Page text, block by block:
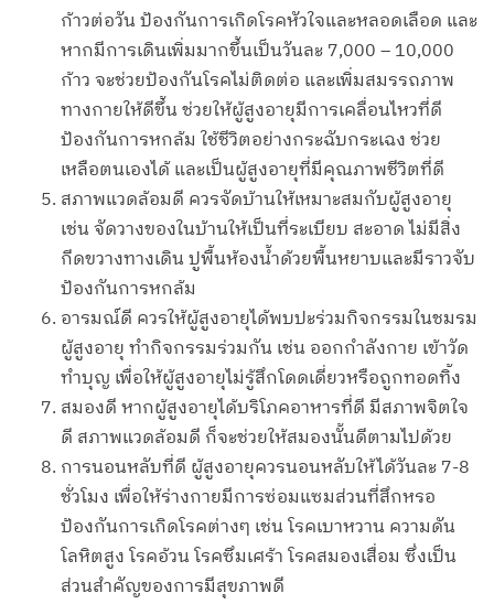
ก้าวต่อวัน ป้องกันการเกิดโรคหัวใจและหลอดเลือด และ
หากมีการเดินเพิ่มมากขึ้นเป็นวันละ 7,000 – 10,000
ก้าว จะช่วยป้องกันโรคไม่ติดต่อ และเพิ่มสมรรถภาพ
ทางกายให้ดีขึ้น ช่วยให้ผู้สูงอายุมีการเคลื่อนไหวที่ดี
ป้องกันการหกล้ม ใช้ชีวิตอย่างกระฉับกระเฉง ช่วย
เหลือตนเองได้ และเป็นผู้สูงอายุที่มีคุณภาพชีวิตที่ดี
สภาพแวดล้อมดี ควรจัดบ้านให้เหมาะสมกับผู้สูงอายุ
เช่น จัดวางของในบ้านให้เป็นที่ระเบียบ สะอาด ไม่มีสิ่ง
กีดขวางทางเดิน ปูพื้นห้องน้ำด้วยพื้นหยาบและมีราวจับ
ป้องกันการหกล้ม
อารมณ์ดี ควรให้ผู้สูงอายุได้พบปะร่วมกิจกรรมในชมรม
ผู้สูงอายุ ทำกิจกรรมร่วมกัน เช่น ออกกำลังกาย เข้าวัด
ทำบุญ เพื่อให้ผู้สูงอายุไม่รู้สึกโดดเดี่ยวหรือถูกทอดทิ้ง
สมองดี หากผู้สูงอายุได้บริโภคอาหารที่ดี มีสภาพจิตใจ
ดี สภาพแวดล้อมดี ก็จะช่วยให้สมองนั้นดีตามไปด้วย
การนอนหลับที่ดี ผู้สูงอายุควรนอนหลับให้ได้วันละ 7-8
ชั่วโมง เพื่อให้ร่างกายมีการซ่อมแซมส่วนที่สึกหรอ
ป้องกันการเกิดโรคต่างๆ เช่น โรคเบาหวาน ความดัน
โลหิตสูง โรคอ้วน โรคซึมเศร้า โรคสมองเสื่อม ซึ่งเป็น
ส่วนสำคัญของการมีสุขภาพดี